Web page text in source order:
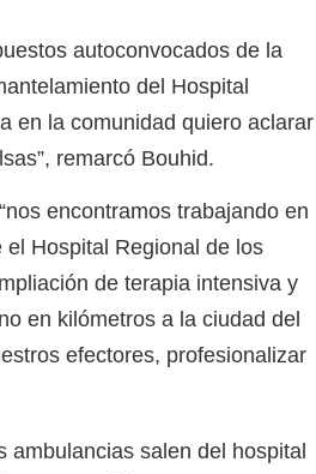
autoconvocados de la
del Hospital
en la comunidad quiero aclarar
remarcó Bouhid.
encontramos trabajando en
Hospital Regional de los
de terapia intensiva y
en kilómetros a la ciudad del
efectores, profesionalizar
ambulancias salen del hospital